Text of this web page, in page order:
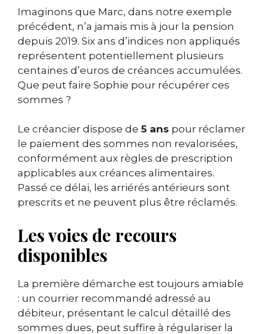
Imaginons que Marc, dans notre exemple
précédent, n’a jamais mis à jour la pension
depuis 2019. Six ans d’indices non appliqués
représentent potentiellement plusieurs
centaines d’euros de créances accumulées.
Que peut faire Sophie pour récupérer ces
sommes ?
Le créancier dispose de 5 ans pour réclamer
le paiement des sommes non revalorisées,
conformément aux règles de prescription
applicables aux créances alimentaires.
Passé ce délai, les arriérés antérieurs sont
prescrits et ne peuvent plus être réclamés.
Les voies de recours
disponibles
La première démarche est toujours amiable
: un courrier recommandé adressé au
débiteur, présentant le calcul détaillé des
sommes dues, peut suffire à régulariser la